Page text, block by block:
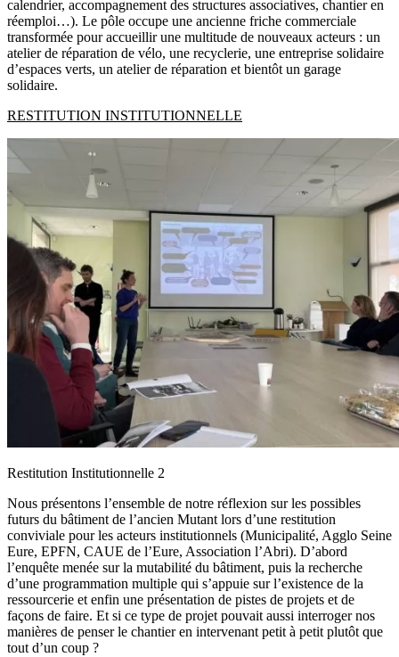
calendrier, accompagnement des structures associatives, chantier en
réemploi…). Le pôle occupe une ancienne friche commerciale
transformée pour accueillir une multitude de nouveaux acteurs : un
atelier de réparation de vélo, une recyclerie, une entreprise solidaire
d’espaces verts, un atelier de réparation et bientôt un garage
solidaire.
RESTITUTION INSTITUTIONNELLE
Restitution Institutionnelle 2
Nous présentons l’ensemble de notre réflexion sur les possibles
futurs du bâtiment de l’ancien Mutant lors d’une restitution
conviviale pour les acteurs institutionnels (Municipalité, Agglo Seine
Eure, EPFN, CAUE de l’Eure, Association l’Abri). D’abord
l’enquête menée sur la mutabilité du bâtiment, puis la recherche
d’une programmation multiple qui s’appuie sur l’existence de la
ressourcerie et enfin une présentation de pistes de projets et de
façons de faire. Et si ce type de projet pouvait aussi interroger nos
manières de penser le chantier en intervenant petit à petit plutôt que
tout d’un coup ?